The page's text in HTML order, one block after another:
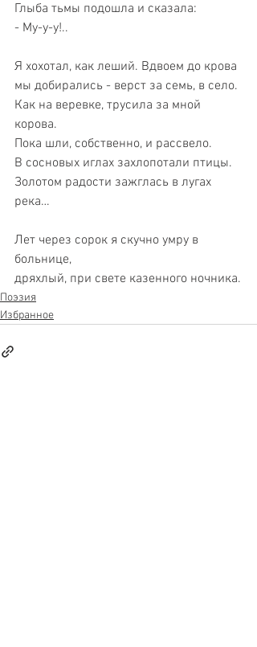
Глыба тьмы подошла и сказала:
- Му-у-у!..
Я хохотал, как леший. Вдвоем до крова
мы добирались - верст за семь, в село.
Как на веревке, трусила за мной
корова.
Пока шли, собственно, и рассвело.
В сосновых иглах захлопотали птицы.
Золотом радости зажглась в лугах
река…
Лет через сорок я скучно умру в
больнице,
дряхлый, при свете казенного ночника.
Поэзия
Избранное